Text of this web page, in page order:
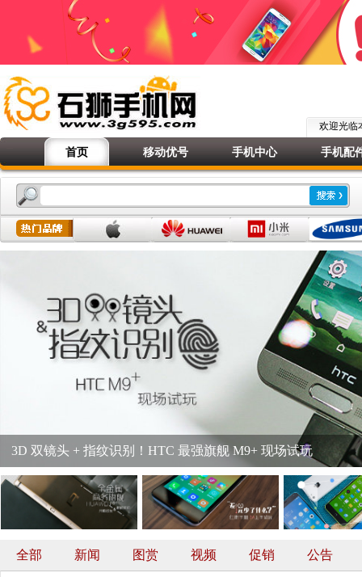
欢迎光
首页 移动优号 手机中心 手机配
3D 双镜头 + 指纹识别！HTC 最强旗舰 M9+ 现场试玩
全部 新闻 图赏 视频 促销 公告